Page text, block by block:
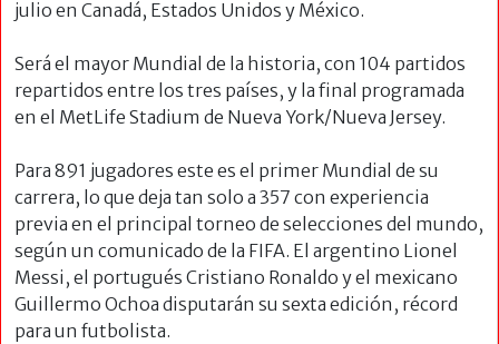
julio en Canadá, Estados Unidos y México.
Será el mayor Mundial de la historia, con 104 partidos
repartidos entre los tres países, y la final programada
en el MetLife Stadium de Nueva York/Nueva Jersey.
Para 891 jugadores este es el primer Mundial de su
carrera, lo que deja tan solo a 357 con experiencia
previa en el principal torneo de selecciones del mundo,
según un comunicado de la FIFA. El argentino Lionel
Messi, el portugués Cristiano Ronaldo y el mexicano
Guillermo Ochoa disputarán su sexta edición, récord
para un futbolista.